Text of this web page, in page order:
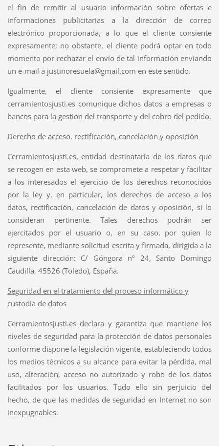
el fin de remitir al usuario información sobre ofertas e
informaciones publicitarias a la dirección de correo
electrónico proporcionada, a lo que el cliente consiente
expresamente; no obstante, el cliente podrá optar en todo
momento por rechazar el envío de tal información enviando
un e-mail a justinoresuela@gmail.com en este sentido.
Igualmente, el cliente consiente expresamente que
cerramientosjusti.es comunique dichos datos a empresas o
bancos para la gestión del transporte y del cobro del pedido.
Derecho de acceso, rectificación, cancelación y oposición
Cerramientosjusti.es, entidad destinataria de los datos que
se recogen en esta web, se compromete a respetar y facilitar
a los interesados el ejercicio de los derechos reconocidos
por la ley y, en particular, los derechos de acceso a los
datos, rectificación, cancelación de datos y oposición, si lo
consideran pertinente. Tales derechos podrán ser
ejercitados por el usuario o, en su caso, por quien lo
represente, mediante solicitud escrita y firmada, dirigida a la
siguiente dirección: C/ Góngora nº 24, Santo Domingo
Caudilla, 45526 (Toledo), España.
Seguridad en el tratamiento del proceso informático y
custodia de datos
Cerramientosjusti.es declara y garantiza que mantiene los
niveles de seguridad para la protección de datos personales
conforme dispone la legislación vigente, estableciendo todos
los medios técnicos a su alcance para evitar la pérdida, mal
uso, alteración, acceso no autorizado y robo de los datos
facilitados por los usuarios. Todo ello sin perjuicio del
hecho, de que las medidas de seguridad en Internet no son
inexpugnables.